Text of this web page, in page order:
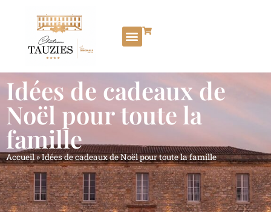
Idées de cadeaux de
Noël pour toute la
famille
Accueil»Idées de cadeaux de Noël pour toute la famille